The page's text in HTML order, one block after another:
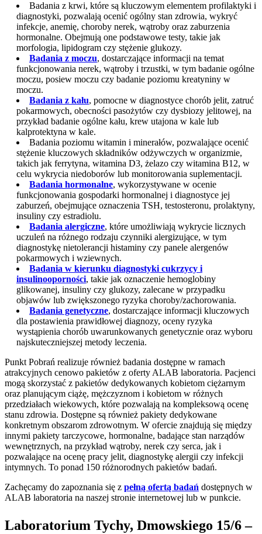
Badania z krwi, które są kluczowym elementem profilaktyki i
diagnostyki, pozwalają ocenić ogólny stan zdrowia, wykryć
infekcje, anemię, choroby nerek, wątroby oraz zaburzenia
hormonalne. Obejmują one podstawowe testy, takie jak
morfologia, lipidogram czy stężenie glukozy.
Badania z moczu, dostarczające informacji na temat
funkcjonowania nerek, wątroby i trzustki, w tym badanie ogólne
moczu, posiew moczu czy badanie poziomu kreatyniny w
moczu.
Badania z kału, pomocne w diagnostyce chorób jelit, zatruć
pokarmowych, obecności pasożytów czy dysbiozy jelitowej, na
przykład badanie ogólne kału, krew utajona w kale lub
kalprotektyna w kale.
Badania poziomu witamin i minerałów, pozwalające ocenić
stężenie kluczowych składników odżywczych w organizmie,
takich jak ferrytyna, witamina D3, żelazo czy witamina B12, w
celu wykrycia niedoborów lub monitorowania suplementacji.
Badania hormonalne, wykorzystywane w ocenie
funkcjonowania gospodarki hormonalnej i diagnostyce jej
zaburzeń, obejmujące oznaczenia TSH, testosteronu, prolaktyny,
insuliny czy estradiolu.
Badania alergiczne, które umożliwiają wykrycie licznych
uczuleń na różnego rodzaju czynniki alergizujące, w tym
diagnostykę nietolerancji histaminy czy panele alergenów
pokarmowych i wziewnych.
Badania w kierunku diagnostyki cukrzycy i
insulinooporności, takie jak oznaczenie hemoglobiny
glikowanej, insuliny czy glukozy, zalecane w przypadku
objawów lub zwiększonego ryzyka choroby/zachorowania.
Badania genetyczne, dostarczające informacji kluczowych
dla postawienia prawidłowej diagnozy, oceny ryzyka
wystąpienia chorób uwarunkowanych genetycznie oraz wyboru
najskuteczniejszej metody leczenia.
Punkt Pobrań realizuje również badania dostępne w ramach
atrakcyjnych cenowo pakietów z oferty ALAB laboratoria. Pacjenci
mogą skorzystać z pakietów dedykowanych kobietom ciężarnym
oraz planującym ciążę, mężczyznom i kobietom w różnych
przedziałach wiekowych, które pozwalają na kompleksową ocenę
stanu zdrowia. Dostępne są również pakiety dedykowane
konkretnym obszarom zdrowotnym. W ofercie znajdują się między
innymi pakiety tarczycowe, hormonalne, badające stan narządów
wewnętrznych, na przykład wątroby, nerek czy serca, jak i
pozwalające na ocenę pracy jelit, diagnostykę alergii czy infekcji
intymnych. To ponad 150 różnorodnych pakietów badań.
Zachęcamy do zapoznania się z pełną ofertą badań dostępnych w
ALAB laboratoria na naszej stronie internetowej lub w punkcie.
Laboratorium Tychy, Dmowskiego 15/6 –